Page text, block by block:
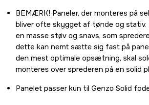
BEMÆRK! Paneler, der monteres på
bliver ofte skygget af tønde og stativ.
en masse støv og snavs, som
dette kan nemt sætte sig fast på
den mest optimale opsætning, skal
monteres over sprederen på en solid
Panelet passer kun til Genzo Solid